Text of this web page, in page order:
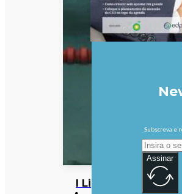
I Liga:
Subscreva e
Assinar